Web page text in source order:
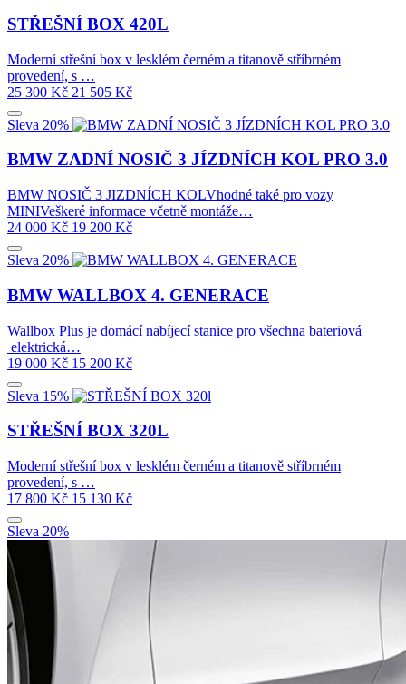
STŘEŠNÍ BOX 420L
Moderní střešní box v lesklém černém a titanově stříbrném
provedení, s …
25 300 Kč 21 505 Kč
Sleva 20%
BMW ZADNÍ NOSIČ 3 JÍZDNÍCH KOL PRO 3.0
BMW NOSIČ 3 JIZDNÍCH KOLVhodné také pro vozy
MINIVeškeré informace včetně montáže…
24 000 Kč 19 200 Kč
Sleva 20%
BMW WALLBOX 4. GENERACE
Wallbox Plus je domácí nabíjecí stanice pro všechna bateriová
elektrická…
19 000 Kč 15 200 Kč
Sleva 15%
STŘEŠNÍ BOX 320L
Moderní střešní box v lesklém černém a titanově stříbrném
provedení, s …
17 800 Kč 15 130 Kč
Sleva 20%